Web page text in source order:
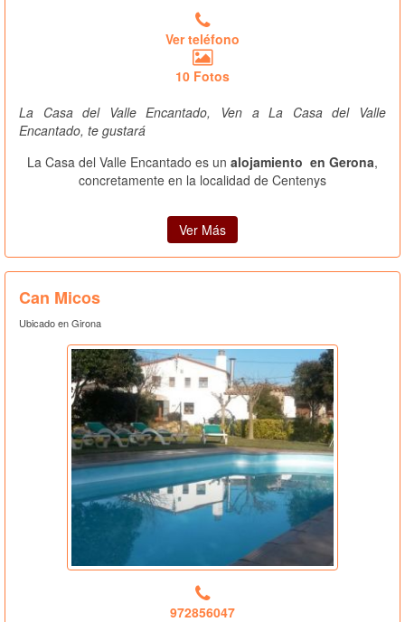
Ver teléfono
10 Fotos
La Casa del Valle Encantado, Ven a La Casa del Valle
Encantado, te gustará
La Casa del Valle Encantado es un alojamiento en Gerona,
concretamente en la localidad de Centenys
Ver Más
Can Micos
Ubicado en Girona
972856047